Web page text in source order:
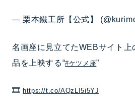
— 栗本鐵工所【公式】
名画座に見立てたWEBサイト上
品を上映する“#ケツメ座”
🎞️https://t.co/AQzLI5i5YJ